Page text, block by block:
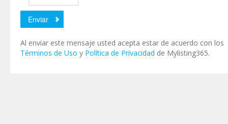
Al enviar este mensaje usted acepta estar de acuerdo con los
Términos de Uso y Política de Privacidad de Mylisting365.